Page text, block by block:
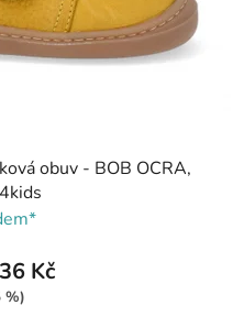
obuv - BOB OCRA,
Kč
%)